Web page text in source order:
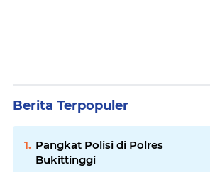
Berita Terpopuler
Pangkat Polisi di Polres
Bukittinggi